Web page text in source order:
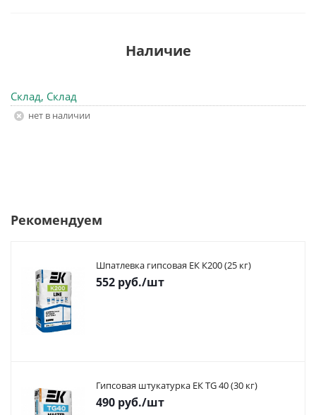
Наличие
Склад, Склад
Нет в наличии
Рекомендуем
Шпатлевка гипсовая ЕК К200 (25 кг)
552 руб./шт
Гипсовая штукатурка ЕК TG 40 (30 кг)
490 руб./шт